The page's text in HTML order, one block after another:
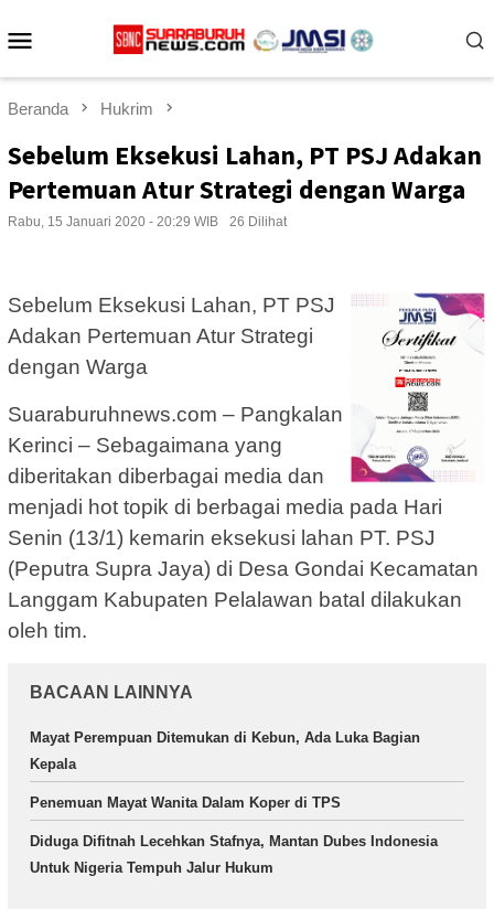
ke
Beranda Hukrim
Sebelum Eksekusi Lahan, PT PSJ Adakan
Pertemuan Atur Strategi dengan Warga
Rabu, 15 Januari 2020 - 20:29 WIB 26 Dilihat
Sebelum Eksekusi Lahan, PT PSJ
Adakan Pertemuan Atur Strategi
dengan Warga
Suaraburuhnews.com – Pangkalan
Kerinci – Sebagaimana yang
diberitakan diberbagai media dan
menjadi hot topik di berbagai media pada Hari
Senin (13/1) kemarin eksekusi lahan PT. PSJ
(Peputra Supra Jaya) di Desa Gondai Kecamatan
Langgam Kabupaten Pelalawan batal dilakukan
oleh tim.
BACAAN LAINNYA
Mayat Perempuan Ditemukan di Kebun, Ada Luka Bagian
Kepala
Penemuan Mayat Wanita Dalam Koper di TPS
Diduga Difitnah Lecehkan Stafnya, Mantan Dubes Indonesia
Untuk Nigeria Tempuh Jalur Hukum